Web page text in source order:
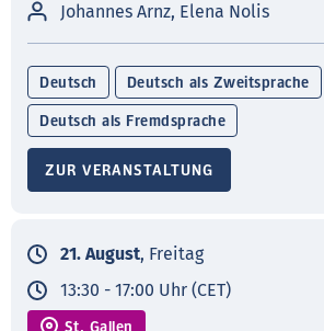
Johannes Arnz, Elena Nolis
Deutsch Deutsch als Zweitsprache
Deutsch als Fremdsprache
ZUR VERANSTALTUNG
21. August, Freitag
13:30 - 17:00 Uhr (CET)